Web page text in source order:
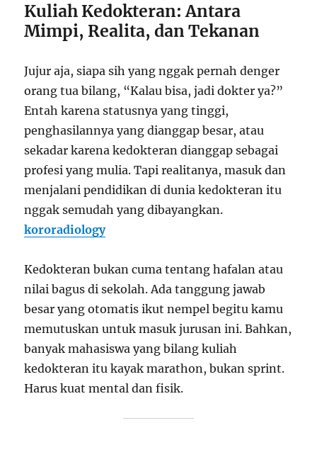
Kuliah Kedokteran: Antara
Mimpi, Realita, dan Tekanan
Jujur aja, siapa sih yang nggak pernah denger
orang tua bilang, “Kalau bisa, jadi dokter ya?”
Entah karena statusnya yang tinggi,
penghasilannya yang dianggap besar, atau
sekadar karena kedokteran dianggap sebagai
profesi yang mulia. Tapi realitanya, masuk dan
menjalani pendidikan di dunia kedokteran itu
nggak semudah yang dibayangkan.
kororadiology
Kedokteran bukan cuma tentang hafalan atau
nilai bagus di sekolah. Ada tanggung jawab
besar yang otomatis ikut nempel begitu kamu
memutuskan untuk masuk jurusan ini. Bahkan,
banyak mahasiswa yang bilang kuliah
kedokteran itu kayak marathon, bukan sprint.
Harus kuat mental dan fisik.